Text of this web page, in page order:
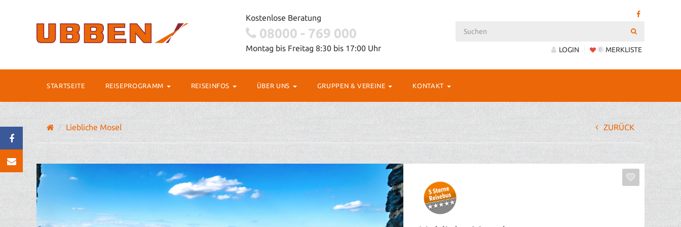
Kostenlose Beratung
08000 - 769 000
Montag bis Freitag 8:30 bis 17:00 Uhr LOGIN 0 MERKLISTE
STARTSEITE REISEPROGRAMM REISEINFOS ÜBER UNS GRUPPEN & VEREINE KONTAKT
Liebliche Mosel ZURÜCK